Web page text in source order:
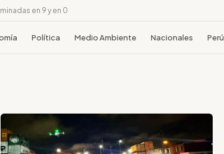
en 9 y en 0
Política Medio Ambiente Nacionales Perú